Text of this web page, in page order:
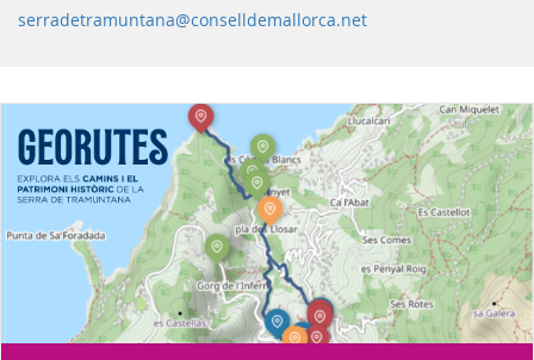
serradetramuntana@conselldemallorca.net